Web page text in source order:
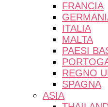
FRANCIA
ITALIA
MALTA
PAESI
REGNO
SPAGNA
ASIA